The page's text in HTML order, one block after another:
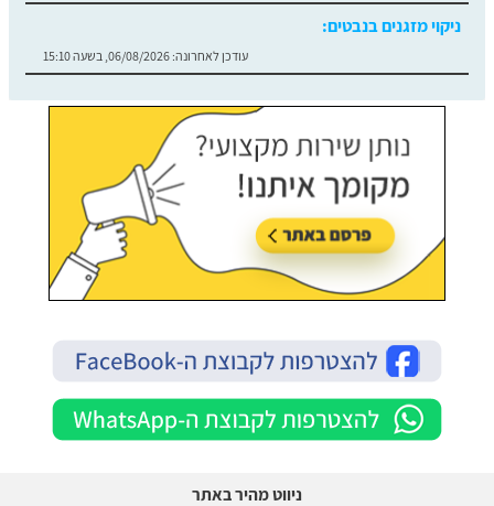
ניקוי מזגנים בנבטים:
עודכן לאחרונה: 06/08/2026, בשעה 15:10
ניווט מהיר באתר